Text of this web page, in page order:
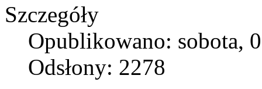
Szczegóły
Opublikowano: sobota,
Odsłony: 2278